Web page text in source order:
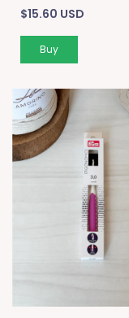
$15.60 USD